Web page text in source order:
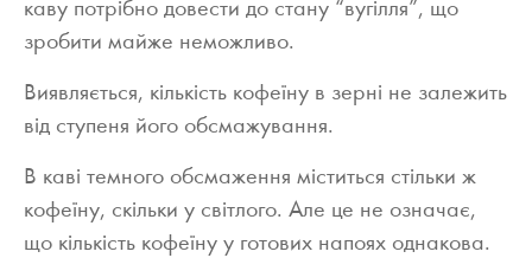
каву потрібно довести до стану “вугілля”, що
зробити майже неможливо.
Виявляється, кількість кофеїну в зерні не залежить
від ступеня його обсмажування.
В каві темного обсмаження міститься стільки ж
кофеїну, скільки у світлого. Але це не означає,
що кількість кофеїну у готових напоях однакова.